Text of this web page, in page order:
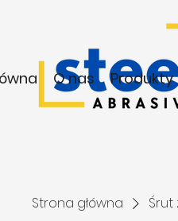
O nas Produkty
Strona główna Śrut